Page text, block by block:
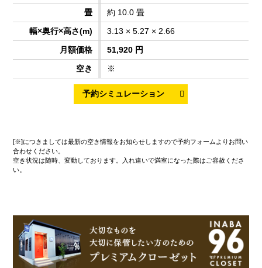
約 10.0 畳
3.13 × 5.27 × 2.66
51,920 円
※
[※]につきましては最新の空き情報をお知らせしますので予約フォームよりお問い
合わせください。
空き状況は随時、変動しております。入れ違いで満室になった際はご容赦くださ
い。